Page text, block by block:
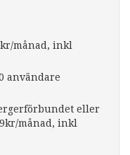
månad, inkl
användare
eller
månad, inkl